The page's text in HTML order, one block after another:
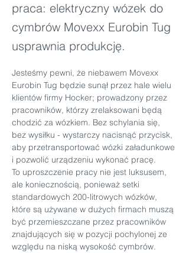
praca: elektryczny wózek do
cymbrów Movexx Eurobin Tug
usprawnia produkcję.
Jesteśmy pewni, że niebawem Movexx
Eurobin Tug będzie sunął przez hale wielu
klientów firmy Hocker; prowadzony przez
pracowników, którzy zrelaksowani będą
chodzić za wózkiem. Bez schylania się,
bez wysiłku - wystarczy nacisnąć przycisk,
aby przetransportować wózki załadunkowe
i pozwolić urządzeniu wykonać pracę.
To uproszczenie pracy nie jest luksusem,
ale koniecznością, ponieważ setki
standardowych 200-litrowych wózków,
które są używane w dużych firmach muszą
być przemieszczane przez pracowników
znajdujących się w pozycji pochylonej ze
względu na niską wysokość cymbrów.